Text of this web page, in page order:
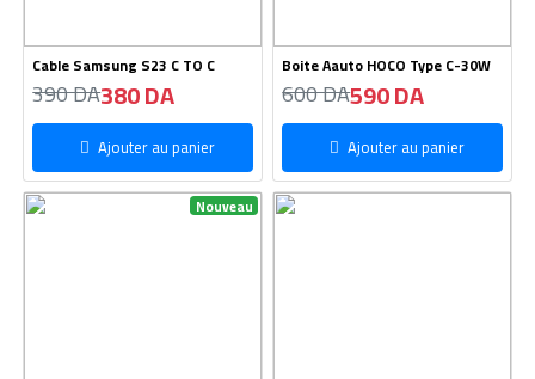
Cable Samsung S23 C TO C
390 DA380 DA
Ajouter au panier
Boite Aauto HOCO Type C-30W
600 DA590 DA
Ajouter au panier
Nouveau